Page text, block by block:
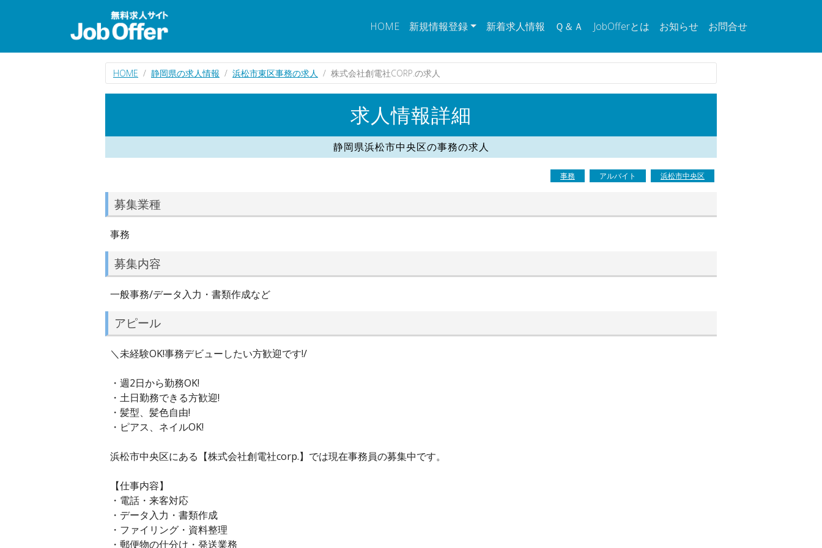
HOME 新規情報登録 新着求人情報 Ｑ＆Ａ JobOfferとは お知らせ お問合せ
HOME 静岡県の求人情報 浜松市東区事務の求人 株式会社創電社CORP.の求人
求人情報詳細
静岡県浜松市中央区の事務の求人
事務 アルバイト 浜松市中央区
募集業種
事務
募集内容
一般事務/データ入力・書類作成など
アピール
＼未経験OK!事務デビューしたい方歓迎です!/
・週2日から勤務OK!
・土日勤務できる方歓迎!
・髪型、髪色自由!
・ピアス、ネイルOK!
浜松市中央区にある【株式会社創電社corp.】では現在事務員の募集中です。
【仕事内容】
・電話・来客対応
・データ入力・書類作成
・ファイリング・資料整理
・郵便物の仕分け・発送業務